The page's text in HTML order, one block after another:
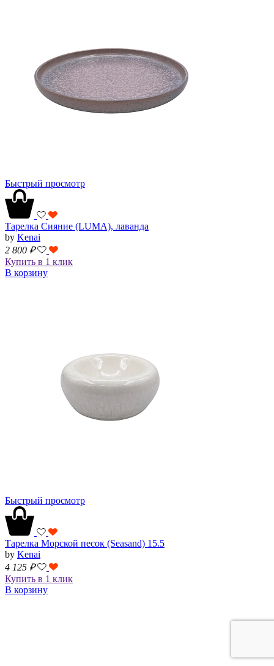
Быстрый просмотр
Тарелка Сияние (LUMA), лаванда
by Kenai
2 800 ₽
Купить в 1 клик
В корзину
Быстрый просмотр
Тарелка Морской песок (Seasand) 15.5
by Kenai
4 125 ₽
Купить в 1 клик
В корзину